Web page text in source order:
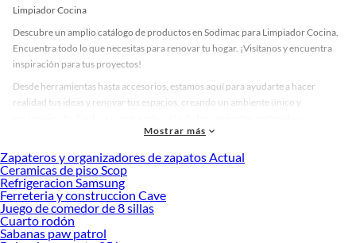
Limpiador Cocina
Descubre un amplio catálogo de productos en Sodimac para Limpiador Cocina.
Encuentra todo lo que necesitas para renovar tu hogar. ¡Visítanos y encuentra
inspiración para tus proyectos!
Desde herramientas hasta accesorios, estamos aquí para ayudarte a hacer
realidad tus ideas y renovar tus espacios, creando un ambiente único y
accesorios de calidad que te ayudarán a crear un espacio más tú.
Desde remodelaciones hasta proyectos de decoración, estamos aquí para hacer
tus ideas realidad. ¡Visítanos y encuentra todo lo que tenemos para ofrecerte en
Limpiador Cocina!
Explora la variedad de productos de Limpiador Cocina en Sodimac
Herramientas, materiales y accesorios de calidad para tus proyectos y
Mostrar más
Zapateros y organizadores de zapatos Actual
Ceramicas de piso Scop
Refrigeracion Samsung
Ferreteria y construccion Cave
Juego de comedor de 8 sillas
Cuarto rodón
Sabanas paw patrol